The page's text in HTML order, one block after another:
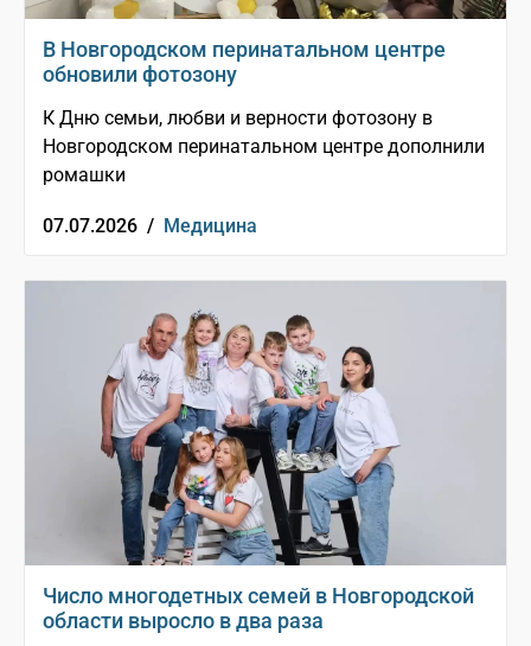
В Новгородском перинатальном центре
обновили фотозону
К Дню семьи, любви и верности фотозону в
Новгородском перинатальном центре дополнили
ромашки
07.07.2026 / Медицина
Число многодетных семей в Новгородской
области выросло в два раза